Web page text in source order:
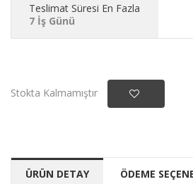
Teslimat Süresi En Fazla
7 İş Günü
Stokta Kalmamıştır
ÜRÜN DETAY ÖDEME